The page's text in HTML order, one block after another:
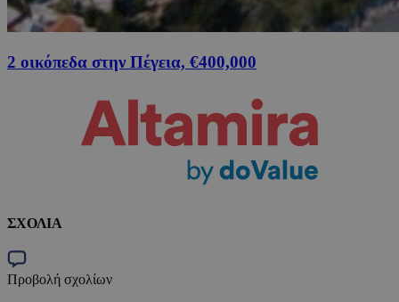
2 οικόπεδα στην Πέγεια, €400,000
ΣΧΟΛΙΑ
Προβολή σχολίων